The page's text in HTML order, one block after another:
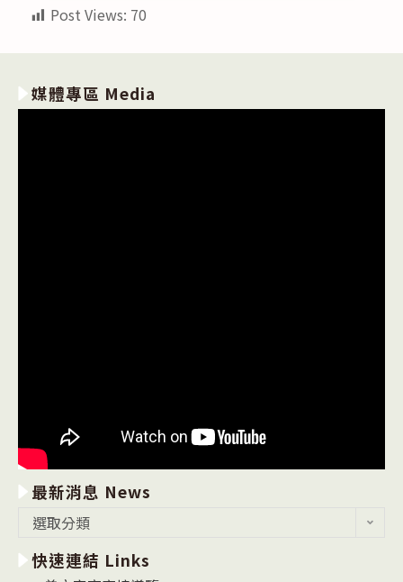
Post Views: 70
媒體專區 Media
最新消息 News
消
選取分類
快速連結 Links